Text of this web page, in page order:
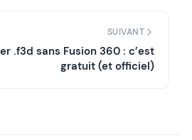
SUIVANT
.f3d sans Fusion 360 : c’est
gratuit (et officiel)